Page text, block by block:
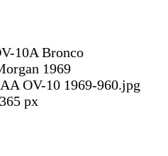
10A Bronco
1969
OV-10 1969-960.jpg
px